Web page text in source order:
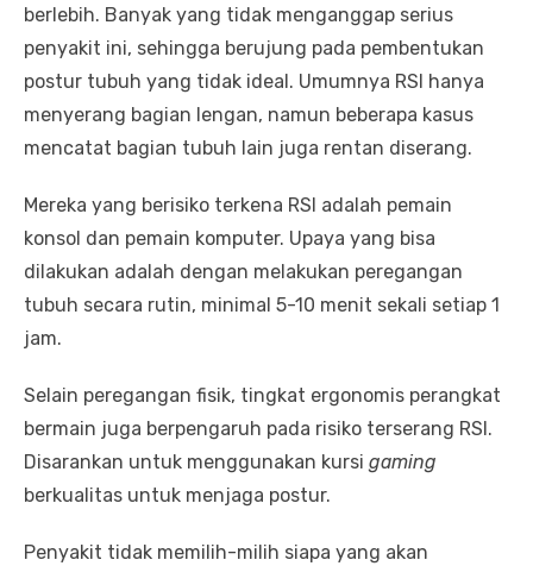
berlebih. Banyak yang tidak menganggap serius
penyakit ini, sehingga berujung pada pembentukan
postur tubuh yang tidak ideal. Umumnya RSI hanya
menyerang bagian lengan, namun beberapa kasus
mencatat bagian tubuh lain juga rentan diserang.
Mereka yang berisiko terkena RSI adalah pemain
konsol dan pemain komputer. Upaya yang bisa
dilakukan adalah dengan melakukan peregangan
tubuh secara rutin, minimal 5-10 menit sekali setiap 1
jam.
Selain peregangan fisik, tingkat ergonomis perangkat
bermain juga berpengaruh pada risiko terserang RSI.
Disarankan untuk menggunakan kursi gaming
berkualitas untuk menjaga postur.
Penyakit tidak memilih-milih siapa yang akan